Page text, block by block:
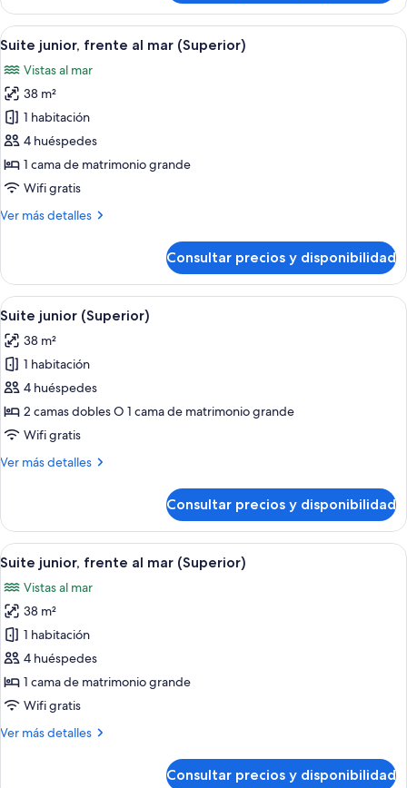
junior
(Superior)
Abrir
todas
las
fotos
de
Suite
junior,
frente
mar
Caja fuerte, escritorio, espacio para
7
Suite junior, frente al mar (Superior)
Vistas al mar
38 m²
1 habitación
4 huéspedes
1 cama de matrimonio grande
Wifi gratis
Ver más detalles
Más
junior,
frente
al
(Superior)
Consultar precios y disponibilidad
Abrir
todas
las
fotos
de
Suite
junior
Una cama con dosel, televisor y una
7
Suite junior (Superior)
38 m²
1 habitación
4 huéspedes
2 camas dobles O 1 cama de matrimonio grande
Wifi gratis
Ver más detalles
Más
junior
(Superior)
Consultar precios y disponibilidad
Abrir
todas
las
fotos
de
Suite
junior,
frente
mar
Caja fuerte, escritorio, espacio para
6
Suite junior, frente al mar (Superior)
Vistas al mar
38 m²
1 habitación
4 huéspedes
1 cama de matrimonio grande
Wifi gratis
Ver más detalles
Más
Consultar precios y disponibilidad